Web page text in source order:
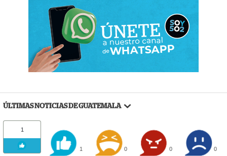
ÚLTIMAS NOTICIAS DE GUATEMALA
1
1 0 0 0